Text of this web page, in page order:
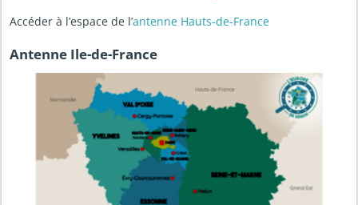
Accéder à l’espace de l’antenne Hauts-de-France
Antenne Ile-de-France